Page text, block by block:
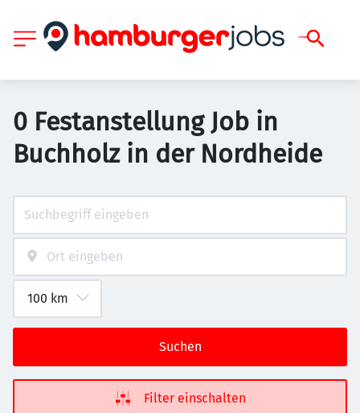
0 Festanstellung Job in
Buchholz in der Nordheide
Suchen
Filter einschalten